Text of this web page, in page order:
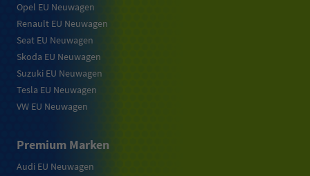
Opel EU Neuwagen
Renault EU Neuwagen
Seat EU Neuwagen
Skoda EU Neuwagen
Suzuki EU Neuwagen
Tesla EU Neuwagen
VW EU Neuwagen
Premium Marken
Audi EU Neuwagen